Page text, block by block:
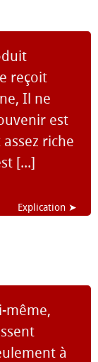
reçoit
Il ne
est
riche
[...]
Explication ➤
même,
à